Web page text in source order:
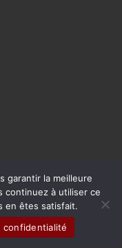
garantir la meilleure
continuez à utiliser ce
en êtes satisfait.
confidentialité